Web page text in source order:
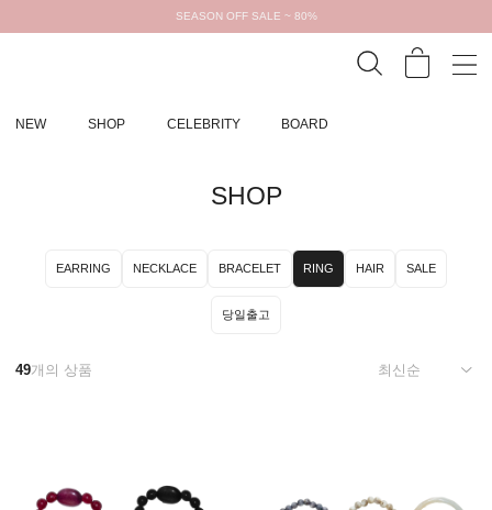
SEASON OFF SALE ~ 80%
NEW SHOP CELEBRITY BOARD
SHOP
EARRING NECKLACE BRACELET RING HAIR SALE
당일출고
49개의 상품